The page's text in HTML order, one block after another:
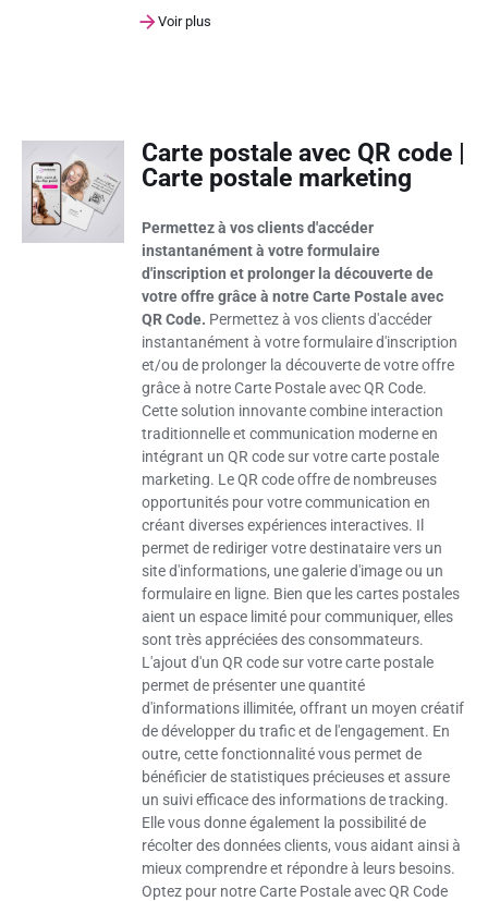
Voir plus
Carte postale avec QR code |
Carte postale marketing
Permettez à vos clients d'accéder
instantanément à votre formulaire
d'inscription et prolonger la découverte de
votre offre grâce à notre Carte Postale avec
QR Code. Permettez à vos clients d'accéder
instantanément à votre formulaire d'inscription
et/ou de prolonger la découverte de votre offre
grâce à notre Carte Postale avec QR Code.
Cette solution innovante combine interaction
traditionnelle et communication moderne en
intégrant un QR code sur votre carte postale
marketing. Le QR code offre de nombreuses
opportunités pour votre communication en
créant diverses expériences interactives. Il
permet de rediriger votre destinataire vers un
site d'informations, une galerie d'image ou un
formulaire en ligne. Bien que les cartes postales
aient un espace limité pour communiquer, elles
sont très appréciées des consommateurs.
L'ajout d'un QR code sur votre carte postale
permet de présenter une quantité
d'informations illimitée, offrant un moyen créatif
de développer du trafic et de l'engagement. En
outre, cette fonctionnalité vous permet de
bénéficier de statistiques précieuses et assure
un suivi efficace des informations de tracking.
Elle vous donne également la possibilité de
récolter des données clients, vous aidant ainsi à
mieux comprendre et répondre à leurs besoins.
Optez pour notre Carte Postale avec QR Code